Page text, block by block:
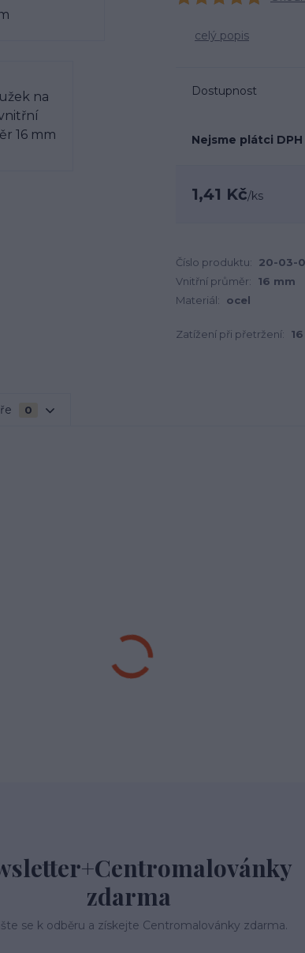
celý popis
Dostupnost
Nejsme plátci DPH
1,41 Kč/ks
Číslo produktu: 20-03-
Vnitřní průměr:
16 mm
Materiál:
ocel
Zatížení při přetržení:
0
zdarma
se k odběru a získejte Centromalovánky zdarma.